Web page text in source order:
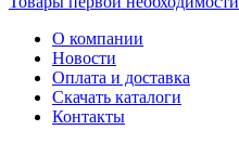
О компании
Новости
Оплата и доставка
Скачать каталоги
Контакты